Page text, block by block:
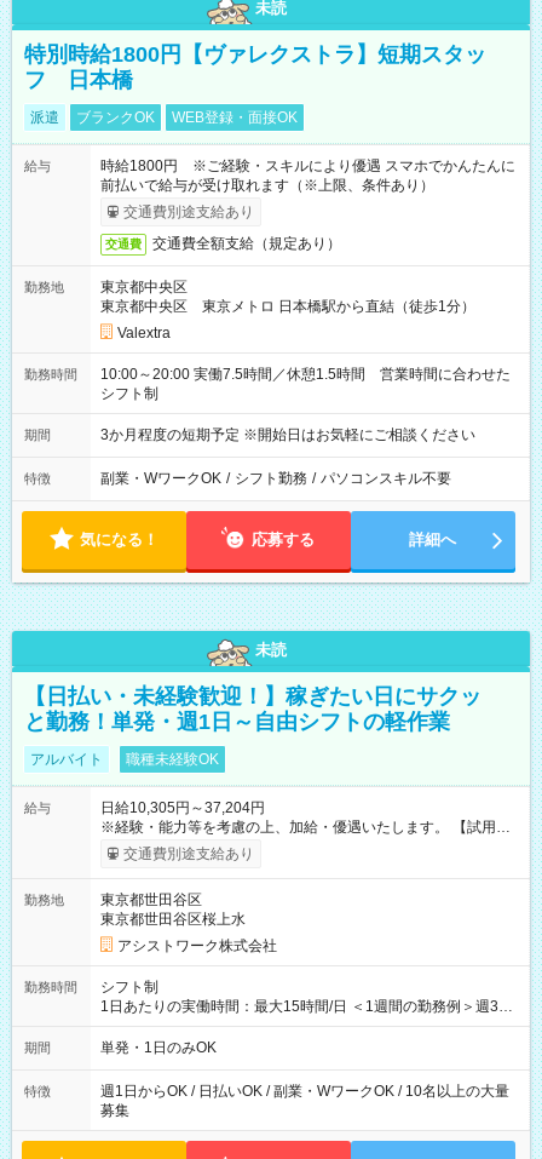
未読
特別時給1800円【ヴァレクストラ】短期スタッ
フ 日本橋
派遣 ブランクOK WEB登録・面接OK
給与
時給1800円 ※ご経験・スキルにより優遇 スマホでかんたんに
前払いで給与が受け取れます（※上限、条件あり）
交通費別途支給あり
交通費 交通費全額支給（規定あり）
勤務地
東京都中央区
東京都中央区 東京メトロ 日本橋駅から直結（徒歩1分）
Valextra
勤務時間
10:00～20:00 実働7.5時間／休憩1.5時間 営業時間に合わせた
シフト制
期間 3か月程度の短期予定 ※開始日はお気軽にご相談ください
特徴 副業・WワークOK / シフト勤務 / パソコンスキル不要
気になる！ 応募する 詳細へ
未読
【日払い・未経験歓迎！】稼ぎたい日にサクッ
と勤務！単発・週1日～自由シフトの軽作業
アルバイト 職種未経験OK
給与
日給10,305円～37,204円
※経験・能力等を考慮の上、加給・優遇いたします。 【試用期
間】試用期間なし
交通費別途支給あり
勤務地
東京都世田谷区
東京都世田谷区桜上水
アシストワーク株式会社
勤務時間
シフト制
1日あたりの実働時間：最大15時間/日 ＜1週間の勤務例＞週3回
勤務 勤務：月・水・金 休み：火・木・土・日 好きな時にお仕事
可能です！ ※1日あたりの最大実働時間は日勤、夜勤共に勤務し
期間 単発・1日のみOK
特徴
週1日からOK / 日払いOK / 副業・WワークOK / 10名以上の大量
募集